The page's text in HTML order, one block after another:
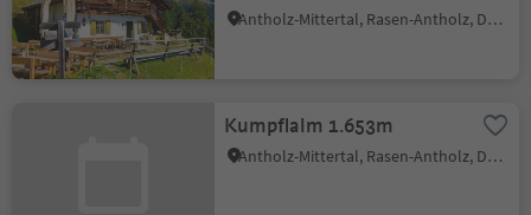
Antholz-Mittertal, Rasen-Antholz, Dolomitenregion Kronplatz
Kumpflalm 1.653m
Antholz-Mittertal, Rasen-Antholz, Dolomitenregion Kronplatz